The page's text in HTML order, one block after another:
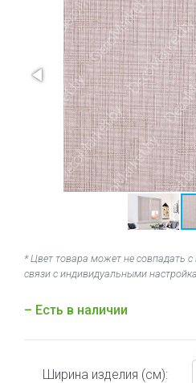
* Цвет товара может не совпадать
связи с индивидуальными
– Есть в наличии
Ширина изделия (см):